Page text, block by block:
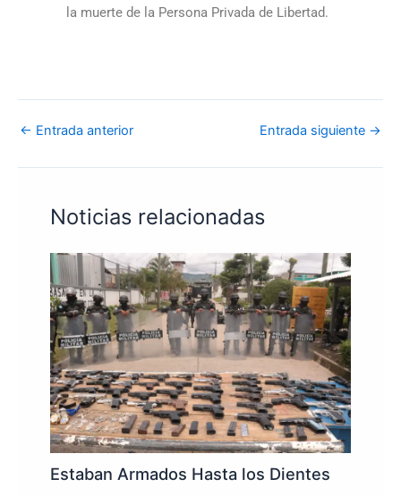
la muerte de la Persona Privada de Libertad.
← Entrada anterior Entrada siguiente →
Noticias relacionadas
Estaban Armados Hasta los Dientes